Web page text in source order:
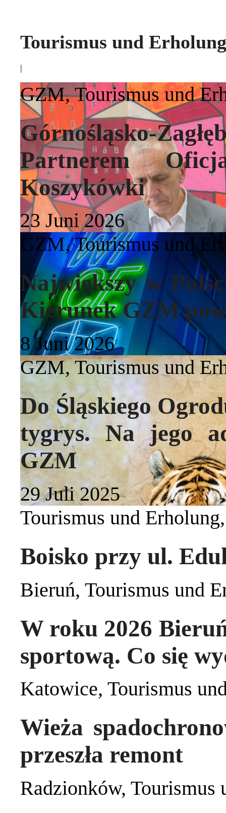
Tourismus und Erholung
|
GZM,Tourismus und
Górnośląsko-
Partnerem
Koszykówki
23 Juni 2026
GZM,Tourismus und
Największy w
Kierunek GZM
8 Juni 2026
GZM,Tourismus und
Do Śląskiego
tygrys. Na jego
GZM
29 Juli 2025
Tourismus und Erholung
Boisko przy ul.
Bieruń, Tourismus und
W roku 2026
sportową. Co się
Katowice, Tourismus
Wieża
przeszła remont
Radzionków, Tourismus